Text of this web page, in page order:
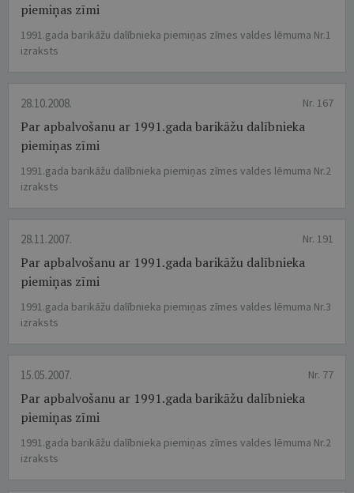
piemiņas zīmi
1991.gada barikāžu dalībnieka piemiņas zīmes valdes lēmuma Nr.1
izraksts
28.10.2008. Nr. 167
Par apbalvošanu ar 1991.gada barikāžu dalībnieka
piemiņas zīmi
1991.gada barikāžu dalībnieka piemiņas zīmes valdes lēmuma Nr.2
izraksts
28.11.2007. Nr. 191
Par apbalvošanu ar 1991.gada barikāžu dalībnieka
piemiņas zīmi
1991.gada barikāžu dalībnieka piemiņas zīmes valdes lēmuma Nr.3
izraksts
15.05.2007. Nr. 77
Par apbalvošanu ar 1991.gada barikāžu dalībnieka
piemiņas zīmi
1991.gada barikāžu dalībnieka piemiņas zīmes valdes lēmuma Nr.2
izraksts